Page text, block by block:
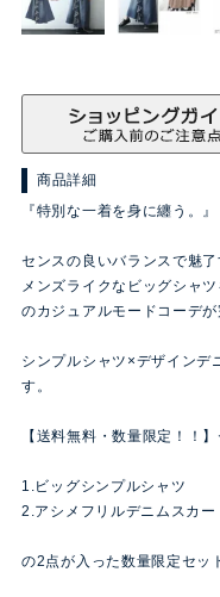
商品詳細
『特別な一着を身に纏う。』
センスの良いバランスで魅
メンズライクなビッグシャ
のカジュアルモードコーデが
シンプルシャツ×デザインデ
す。
【送料無料・数量限定！！
1.ビッグシンプルシャツ
2.アシメフリルデニムスカー
の2点が入った数量限定セッ